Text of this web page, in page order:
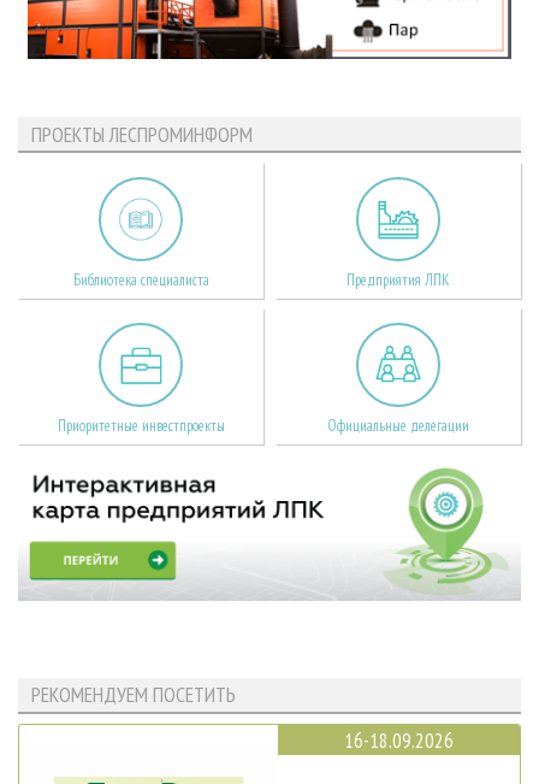
ПРОЕКТЫ ЛЕСПРОМИНФОРМ
Библиотека специалиста Предприятия ЛПК
Приоритетные инвестпроекты Официальные делегации
РЕКОМЕНДУЕМ ПОСЕТИТЬ
16-18.09.2026